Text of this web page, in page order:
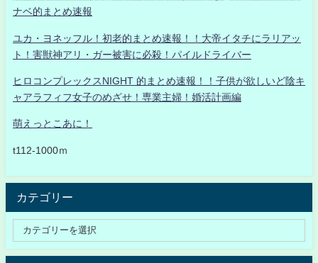
ナベ的まとめ速報
ユカ・ヨネッフル！初老的まとめ速報！！大帝イタチにラリアッ
ト！害獣神アリ・ガー被害に必殺！パイルドライバー
ヒロコンプレックスNIGHT 的まとめ速報！！子供が欲しいど陰キ
ャアラフィフ女子のめざせ！専業主婦！婚活計画編
萌えっとこあに！
t112-1000ｍ
カテゴリー